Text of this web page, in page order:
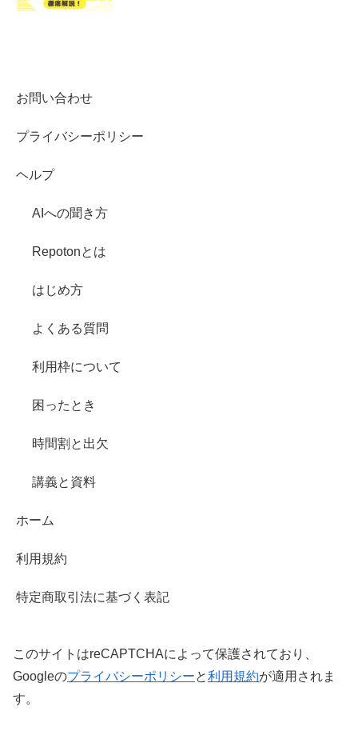
お問い合わせ
プライバシーポリシー
ヘルプ
AIへの聞き方
Repotonとは
はじめ方
よくある質問
利用枠について
困ったとき
時間割と出欠
講義と資料
ホーム
利用規約
特定商取引法に基づく表記
このサイトはreCAPTCHAによって保護されており、
Googleのプライバシーポリシーと利用規約が適用されま
す。